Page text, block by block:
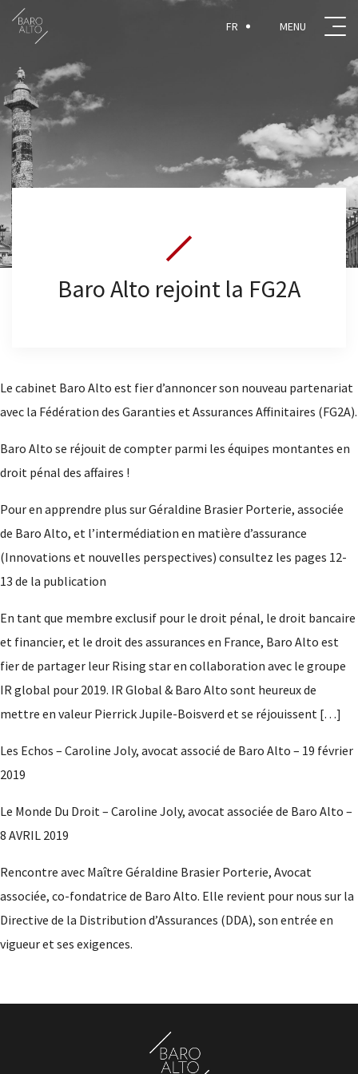
FR
Baro Alto rejoint la FG2A
Le cabinet Baro Alto est fier d’annoncer son nouveau partenariat
avec la Fédération des Garanties et Assurances Affinitaires (FG2A).
Baro Alto se réjouit de compter parmi les équipes montantes en
droit pénal des affaires !
Pour en apprendre plus sur Géraldine Brasier Porterie, associée
de Baro Alto, et l’intermédiation en matière d’assurance
(Innovations et nouvelles perspectives) consultez les pages 12-
13 de la publication
En tant que membre exclusif pour le droit pénal, le droit bancaire
et financier, et le droit des assurances en France, Baro Alto est
fier de partager leur Rising star en collaboration avec le groupe
IR global pour 2019. IR Global & Baro Alto sont heureux de
mettre en valeur Pierrick Jupile-Boisverd et se réjouissent […]
Les Echos – Caroline Joly, avocat associé de Baro Alto – 19 février
2019
Le Monde Du Droit – Caroline Joly, avocat associée de Baro Alto –
8 AVRIL 2019
Rencontre avec Maître Géraldine Brasier Porterie, Avocat
associée, co-fondatrice de Baro Alto. Elle revient pour nous sur la
Directive de la Distribution d’Assurances (DDA), son entrée en
vigueur et ses exigences.
Qui sommes-nous ?
Expertises
Réseaux
Distinctions
Baro Alto Formation
Actualités
Baro Alto Academy